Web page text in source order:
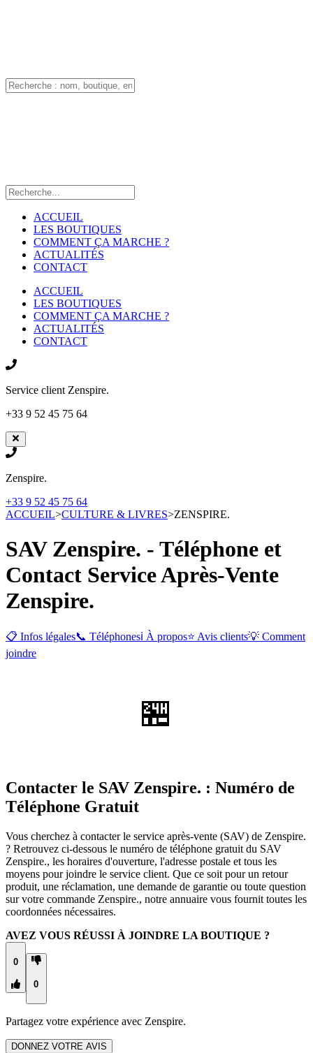
ACCUEIL
LES BOUTIQUES
COMMENT ÇA MARCHE ?
ACTUALITÉS
CONTACT
ACCUEIL
LES BOUTIQUES
COMMENT ÇA MARCHE ?
ACTUALITÉS
CONTACT
Service client Zenspire.
+33 9 52 45 75 64
Zenspire.
+33 9 52 45 75 64
ACCUEIL>CULTURE & LIVRES>ZENSPIRE.
SAV Zenspire. - Téléphone et
Contact Service Après-Vente
Zenspire.
📋 Infos légales📞 Téléphonesℹ️ À propos⭐ Avis clients💡 Comment
joindre
🏪
Contacter le SAV Zenspire. : Numéro de
Téléphone Gratuit
Vous cherchez à contacter le service après-vente (SAV) de Zenspire.
? Retrouvez ci-dessous le numéro de téléphone gratuit du SAV
Zenspire., les horaires d'ouverture, l'adresse postale et tous les
moyens pour joindre le service client. Que ce soit pour un retour
produit, une réclamation, une demande de garantie ou toute question
sur votre commande Zenspire., notre annuaire vous fournit toutes les
coordonnées nécessaires.
AVEZ VOUS RÉUSSI À JOINDRE LA BOUTIQUE ?
0
0
Partagez votre expérience avec Zenspire.
DONNEZ VOTRE AVIS